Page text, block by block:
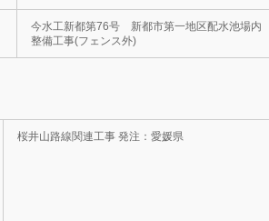
今水工新都第76号 新都市第一地区配水池場内
整備工事(フェンス外)
桜井山路線関連工事 発注：愛媛県